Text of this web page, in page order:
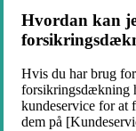
Hvordan kan
Hvis du har brug
forsikringsdækning
kundeservice for at
dem på